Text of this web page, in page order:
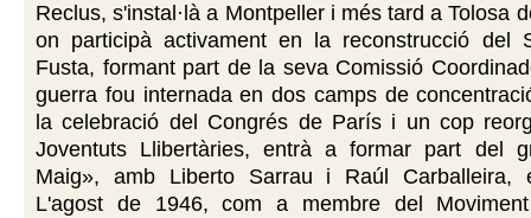
Reclus, s'instal·là a Montpeller i més tard a Tolosa
on participà activament en la reconstrucció del
Fusta, formant part de la seva Comissió
guerra fou internada en dos camps de
la celebració del Congrés de París i un cop
Joventuts Llibertàries, entrà a formar part del
Maig», amb Liberto Sarrau i Raúl Carballeira,
L'agost de 1946, com a membre del